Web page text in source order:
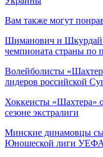
Вам также могут
Шиманович и Шкурдай
чемпионата страны по
Волейболисты
лидеров российской
Хоккеисты «Шахтера»
сезоне экстралиги
Минские динамовцы
Юношеской лиги УЕФА